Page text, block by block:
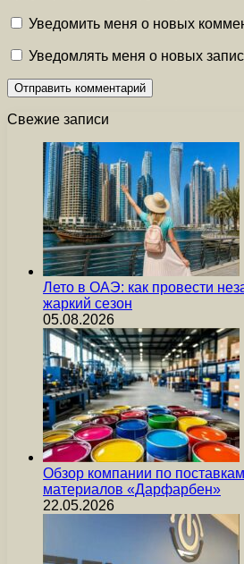
Уведомить меня о новых
Уведомлять меня о новых
Свежие записи
Лето в ОАЭ: как провести
жаркий сезон
05.08.2026
Обзор компании по
материалов «Дарфарбен»
22.05.2026